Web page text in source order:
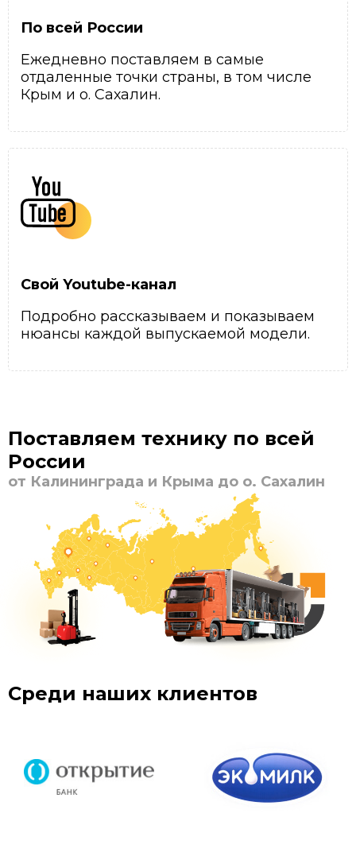
По всей России
Ежедневно поставляем в самые
отдаленные точки страны, в том числе
Крым и о. Сахалин.
Свой Youtube-канал
Подробно рассказываем и показываем
нюансы каждой выпускаемой модели.
Поставляем технику по всей
России
от Калининграда и Крыма до о. Сахалин
Среди наших клиентов